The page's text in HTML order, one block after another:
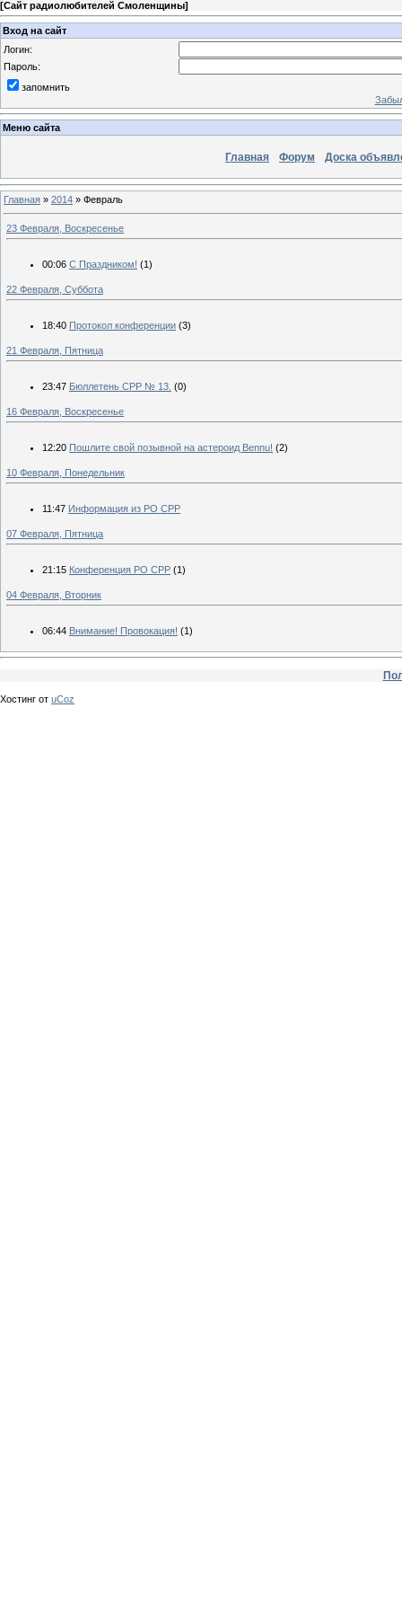
[Сайт радиолюбителей Смоленщины]
Вход на сайт
Логин:
Пароль:
запомнить
Меню сайта
Главная Форум Доска
Главная » 2014 » Февраль
23 Февраля, Воскресенье
00:06 С Праздником! (1)
22 Февраля, Суббота
18:40 Протокол конференции (3)
21 Февраля, Пятница
23:47 Бюллетень СРР № 13. (0)
16 Февраля, Воскресенье
12:20 Пошлите свой позывной на астероид Bennu! (2)
10 Февраля, Понедельник
11:47 Информация из РО СРР
07 Февраля, Пятница
21:15 Конференция РО СРР (1)
04 Февраля, Вторник
06:44 Внимание! Провокация! (1)
Хостинг от uCoz